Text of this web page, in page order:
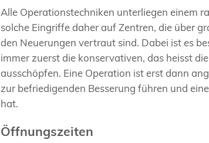
Alle Operationstechniken unterliegen einem
solche Eingriffe daher auf Zentren, die über
den Neuerungen vertraut sind. Dabei ist es
immer zuerst die konservativen, das heisst
ausschöpfen. Eine Operation ist erst dann
zur befriedigenden Besserung führen und
hat.
Öffnungszeiten